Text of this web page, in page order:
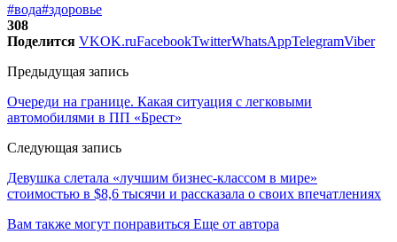
#вода#здоровье
308
Поделится VKOK.ruFacebookTwitterWhatsAppTelegramViber
Предыдущая запись
Очереди на границе. Какая ситуация с легковыми
автомобилями в ПП «Брест»
Следующая запись
Девушка слетала «лучшим бизнес-классом в мире»
стоимостью в $8,6 тысячи и рассказала о своих впечатлениях
Вам также могут понравиться Еще от автора